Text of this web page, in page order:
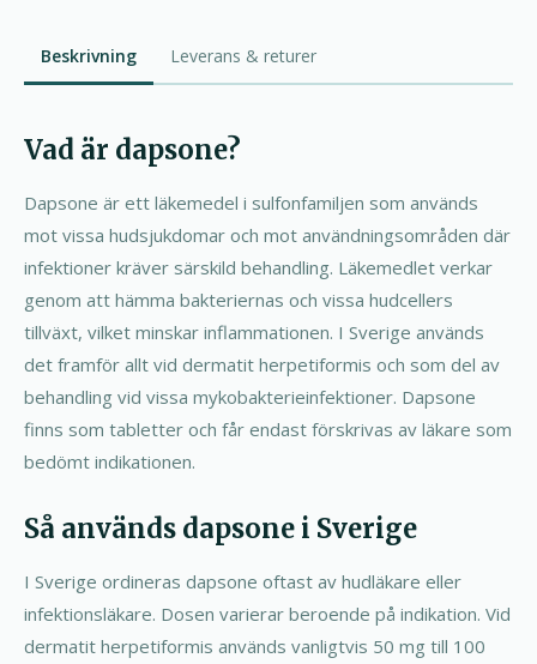
Beskrivning Leverans & returer
Vad är dapsone?
Dapsone är ett läkemedel i sulfonfamiljen som används
mot vissa hudsjukdomar och mot användningsområden där
infektioner kräver särskild behandling. Läkemedlet verkar
genom att hämma bakteriernas och vissa hudcellers
tillväxt, vilket minskar inflammationen. I Sverige används
det framför allt vid dermatit herpetiformis och som del av
behandling vid vissa mykobakterieinfektioner. Dapsone
finns som tabletter och får endast förskrivas av läkare som
bedömt indikationen.
Så används dapsone i Sverige
I Sverige ordineras dapsone oftast av hudläkare eller
infektionsläkare. Dosen varierar beroende på indikation. Vid
dermatit herpetiformis används vanligtvis 50 mg till 100